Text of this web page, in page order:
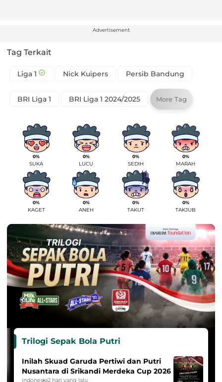
Advertisement
Tag Terkait
Liga 1 Nick Kuipers Persib Bandung
BRI Liga 1 BRI Liga 1 2024/2025 More Tag
0%
SUKA
0%
LUCU
0%
SEDIH
0%
MARAH
0%
KAGET
0%
ANEH
0%
TAKUT
0%
TAKJUB
Trilogi Sepak Bola Putri
Inilah Skuad Garuda Pertiwi dan Putri
Nusantara di Srikandi Merdeka Cup 2026
Indonesia2 hari yang lalu